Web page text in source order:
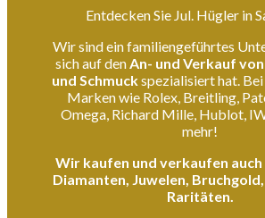
Entdecken Sie Jul. Hügler in
Wir sind ein familiengeführtes
sich auf denAn- und Verkauf
und Schmuckspezialisiert hat. Bei
Marken wie Rolex, Breitling,
Omega, Richard Mille, Hublot,
mehr!
Wir kaufen und verkaufen auch
Diamanten, Juwelen,
Raritäten.